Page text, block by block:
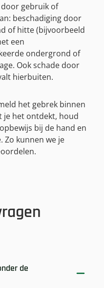
gebruik of
beschadiging door
of hitte (bijvoorbeeld
een
ondergrond of
Ook schade door
hierbuiten.
het gebrek binnen
je het ontdekt, houd
bij de hand en
Zo kunnen we je
de